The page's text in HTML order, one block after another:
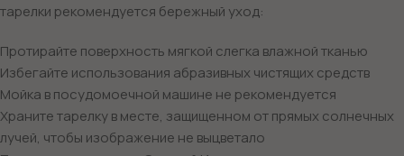
тарелки рекомендуется бережный уход:
Протирайте поверхность мягкой слегка влажной тканью
Избегайте использования абразивных чистящих средств
Мойка в посудомоечной машине не рекомендуется
Храните тарелку в месте, защищенном от прямых солнечных
лучей, чтобы изображение не выцветало